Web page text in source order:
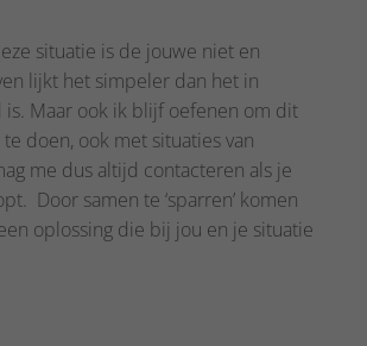
situatie is de jouwe niet en
lijkt het simpeler dan het in
Maar ook ik blijf oefenen om dit
doen, ook met situaties van
me dus altijd contacteren als je
Door samen te ‘sparren’ komen
oplossing die bij jou en je situatie